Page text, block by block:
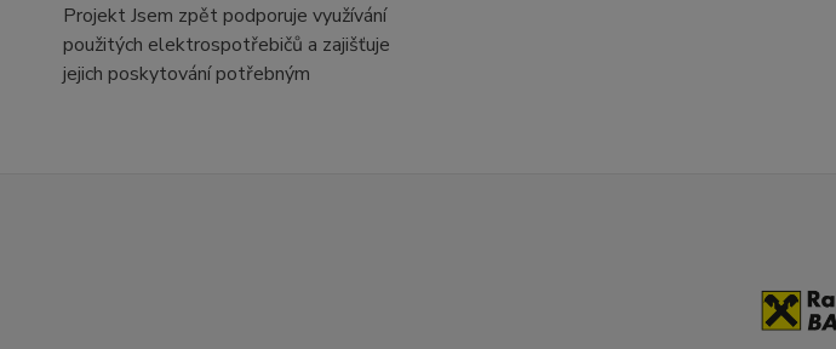
Projekt Jsem zpět podporuje využívání
použitých elektrospotřebičů a zajišťuje
jejich poskytování potřebným